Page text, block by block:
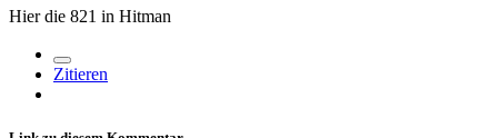
Hier die 821 in Hitman
Zitieren